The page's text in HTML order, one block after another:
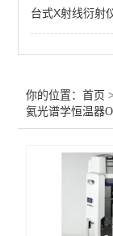
台式X射线衍射
你的位置：首页 >
氦光谱学恒温器